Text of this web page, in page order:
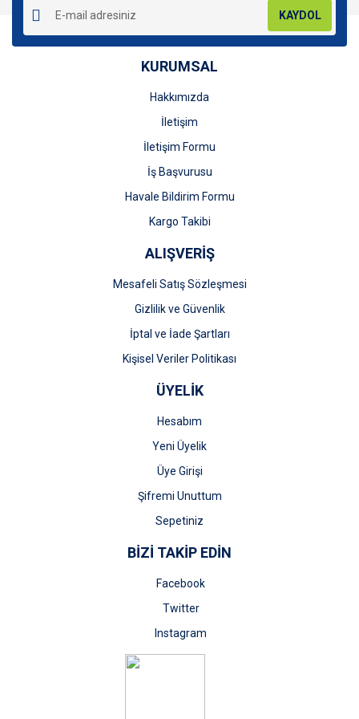
KAYDOL
KURUMSAL
Hakkımızda
İletişim
İletişim Formu
İş Başvurusu
Havale Bildirim Formu
Kargo Takibi
ALIŞVERİŞ
Mesafeli Satış Sözleşmesi
Gizlilik ve Güvenlik
İptal ve İade Şartları
Kişisel Veriler Politikası
ÜYELİK
Hesabım
Yeni Üyelik
Üye Girişi
Şifremi Unuttum
Sepetiniz
BİZİ TAKİP EDİN
Facebook
Twitter
Instagram